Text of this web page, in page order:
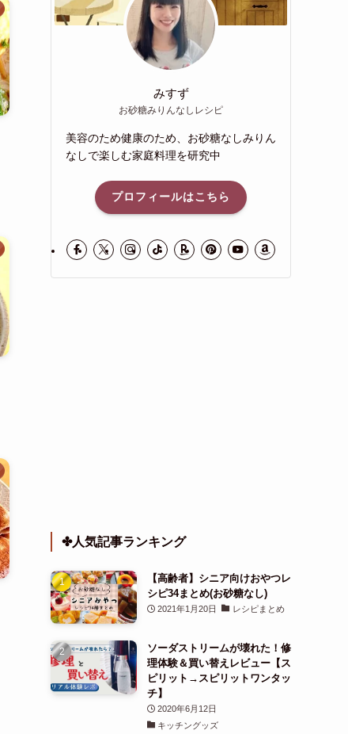
みすず
お砂糖みりんなしレシピ
美容のため健康のため、お砂糖なしみりん
なしで楽しむ家庭料理を研究中
プロフィールはこちら
✤人気記事ランキング
【高齢者】シニア向けおやつレ
シピ34まとめ(お砂糖なし)
2021年1月20日 レシピまとめ
ソーダストリームが壊れた！修
理体験＆買い替えレビュー【ス
ピリット→スピリットワンタッ
チ】
2020年6月12日
キッチングッズ